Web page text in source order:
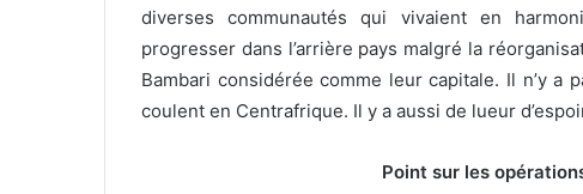
diverses communautés qui vivaient en
progresser dans l’arrière pays malgré la
Bambari considérée comme leur capitale. Il n’y
coulent en Centrafrique. Il y a aussi de lueur
Point sur les